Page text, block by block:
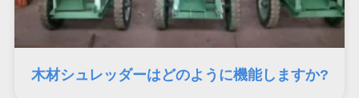
木材シュレッダーはどのように機能しますか?